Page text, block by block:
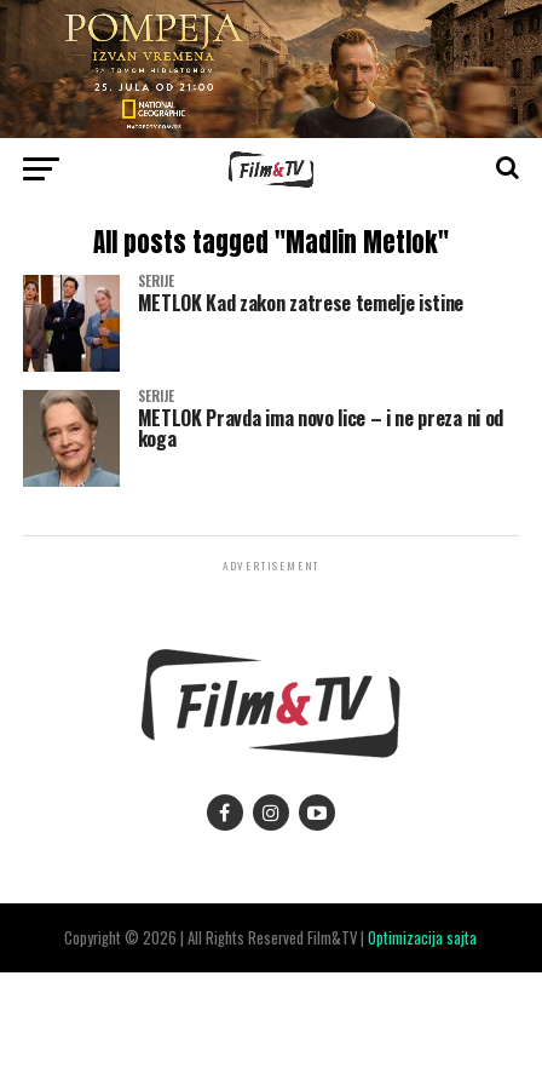
All posts tagged "Madlin Metlok"
SERIJE
METLOK Kad zakon zatrese temelje istine
SERIJE
METLOK Pravda ima novo lice – i ne preza ni od
koga
ADVERTISEMENT
Copyright © 2026 | All Rights Reserved Film&TV |Optimizacija sajta